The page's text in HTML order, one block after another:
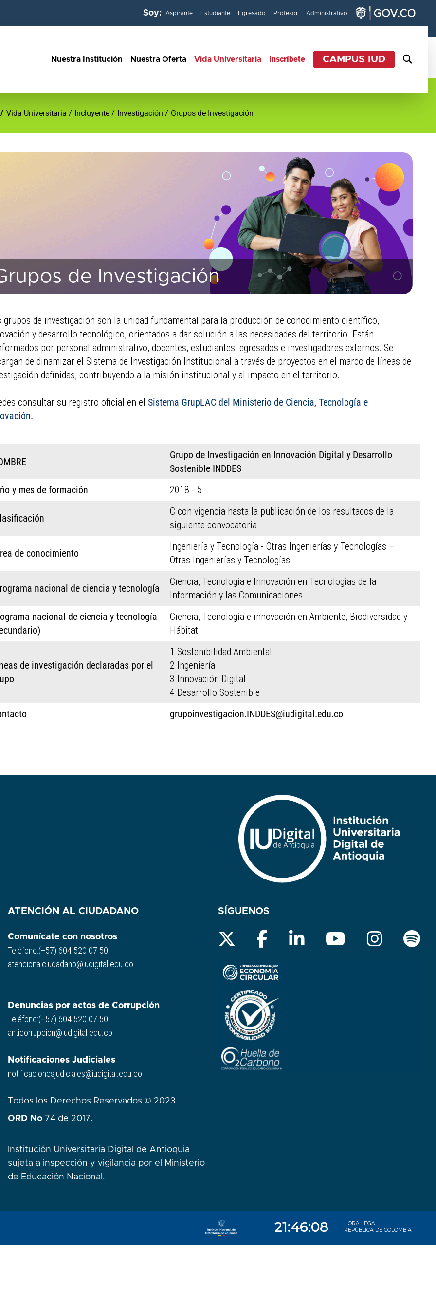
Soy: Aspirante Estudiante Egresado Profesor Administrativo
Nuestra Institución Nuestra Oferta Vida Universitaria Inscríbete CAMPUS IUD
Vida Universitaria Incluyente Investigación Grupos de Investigación
de Investigación
grupos de investigación son la unidad fundamental para la producción de conocimiento científico,
y desarrollo tecnológico, orientados a dar solución a las necesidades del territorio. Están
por personal administrativo, docentes, estudiantes, egresados e investigadores externos. Se
de dinamizar el Sistema de Investigación Institucional a través de proyectos en el marco de líneas de
definidas, contribuyendo a la misión institucional y al impacto en el territorio.
consultar su registro oficial en el Sistema GrupLAC del Ministerio de Ciencia, Tecnología e
.
Grupo de Investigación en Innovación Digital y Desarrollo
Sostenible INDDES
y mes de formación
2018 - 5
C con vigencia hasta la publicación de los resultados de la
siguiente convocatoria
de conocimiento
Ingeniería y Tecnología - Otras Ingenierías y Tecnologías –
Otras Ingenierías y Tecnologías
nacional de ciencia y tecnología
Ciencia, Tecnología e Innovación en Tecnologías de la
Información y las Comunicaciones
nacional de ciencia y tecnología
Ciencia, Tecnología e innovación en Ambiente, Biodiversidad y
Hábitat
de investigación declaradas por el
1.Sostenibilidad Ambiental
2.Ingeniería
3.Innovación Digital
4.Desarrollo Sostenible
grupoinvestigacion.INDDES@iudigital.edu.co
ATENCIÓN AL CIUDADANO
Comunícate con nosotros
Teléfono:(+57) 604 520 07 50
atencionalciudadano@iudigital.edu.co
Denuncias por actos de Corrupción
Teléfono:(+57) 604 520 07 50
anticorrupcion@iudigital.edu.co
Notificaciones Judiciales
notificacionesjudiciales@iudigital.edu.co
Todos los Derechos Reservados © 2023
ORD No 74 de 2017.
Institución Universitaria Digital de Antioquia
sujeta a inspección y vigilancia por el Ministerio
de Educación Nacional.
SÍGUENOS